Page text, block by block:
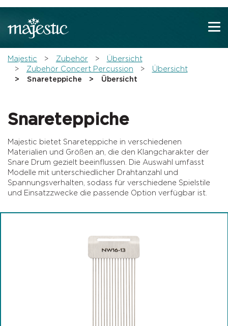
Diese Meldung nicht mehr anzeigen
Majestic Zubehör
Übersicht
Zubehör Concert Percussion
Übersicht
Snareteppiche
Übersicht
Snareteppiche
Majestic bietet Snareteppiche in verschiedenen
Materialien und Größen an, die den Klangcharakter der
Snare Drum gezielt beeinflussen. Die Auswahl umfasst
Modelle mit unterschiedlicher Drahtanzahl und
Spannungsverhalten, sodass für verschiedene Spielstile
und Einsatzzwecke die passende Option verfügbar ist.